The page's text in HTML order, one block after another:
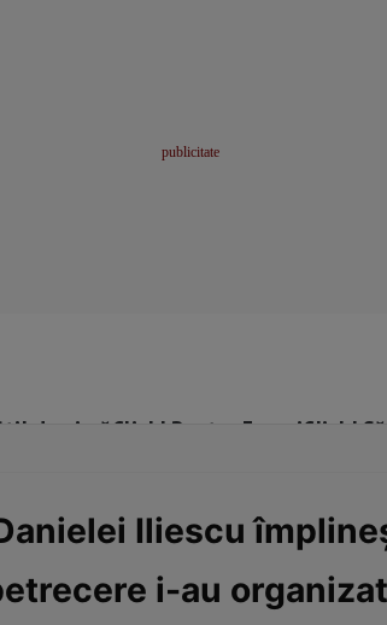
de viațăClick! Pentru FemeiClick!
Click!
Iliescu
i-au